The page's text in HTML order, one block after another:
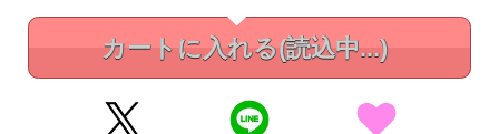
カートに入れる(読込中...)